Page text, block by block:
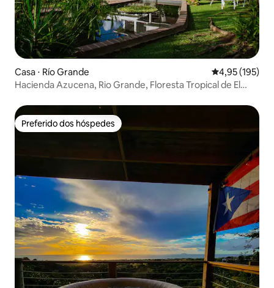
Casa ⋅ Río Grande 4,95 de uma
4,95 (195)
Hacienda Azucena, Rio Grande, Floresta Tropical de El
Preferido dos hóspedes
Preferido dos hóspedes